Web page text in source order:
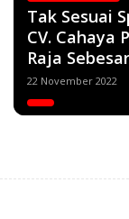
Tak Sesuai
CV. Cahaya
Raja
22 November 2022